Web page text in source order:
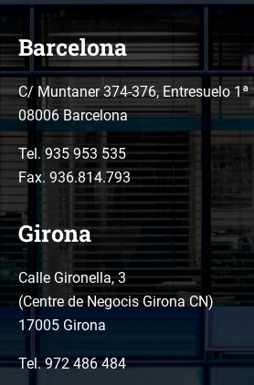
Barcelona
C/ Muntaner 374-376, Entresuelo 1ª
08006 Barcelona
Tel. 935 953 535
Fax. 936.814.793
Girona
Calle Gironella, 3
(Centre de Negocis Girona CN)
17005 Girona
Tel.972 486 484